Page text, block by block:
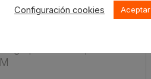
Configuración cookies Aceptar